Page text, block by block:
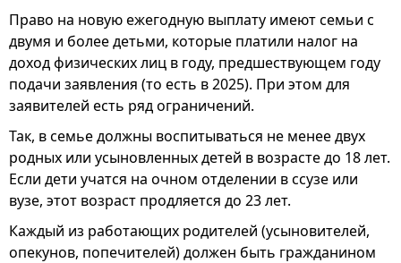
Право на новую ежегодную выплату имеют семьи с
двумя и более детьми, которые платили налог на
доход физических лиц в году, предшествующем году
подачи заявления (то есть в 2025). При этом для
заявителей есть ряд ограничений.
Так, в семье должны воспитываться не менее двух
родных или усыновленных детей в возрасте до 18 лет.
Если дети учатся на очном отделении в ссузе или
вузе, этот возраст продляется до 23 лет.
Каждый из работающих родителей (усыновителей,
опекунов, попечителей) должен быть гражданином